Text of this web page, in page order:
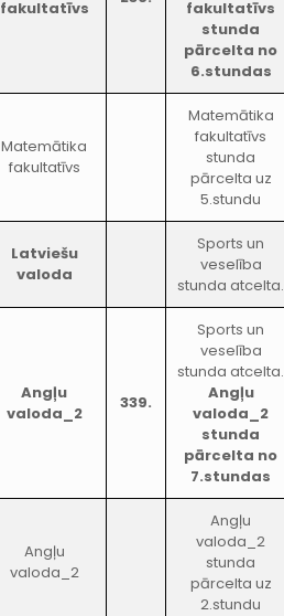
fakultatīvs
fakultatīvs
stunda
pārcelta no
6.stundas
Matemātika
fakultatīvs
Matemātika
fakultatīvs
stunda
pārcelta uz
5.stundu
Latviešu
valoda
Sports un
veselība
stunda atcelta.
Angļu
valoda_2
339.
Sports un
veselība
stunda atcelta.
Angļu
valoda_2
stunda
pārcelta no
7.stundas
Angļu
valoda_2
Angļu
valoda_2
stunda
pārcelta uz
2.stundu